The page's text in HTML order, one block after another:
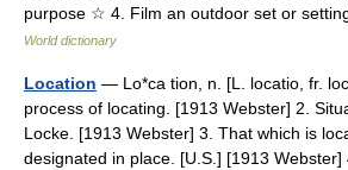
purpose ☆ 4. Film an outdoor set or
World dictionary
Location — Lo*ca tion, n. [L. locatio, fr.
process of locating. [1913 Webster] 2.
Locke. [1913 Webster] 3. That which is
designated in place. [U.S.] [1913